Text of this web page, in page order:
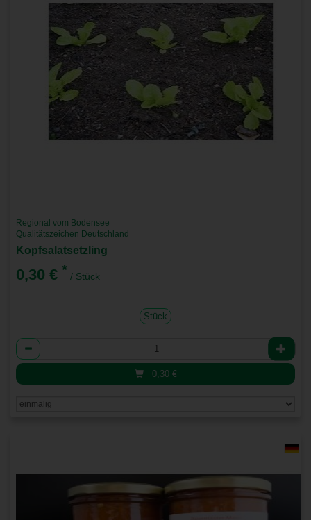
Regional vom Bodensee
Qualitätszeichen Deutschland
Kopfsalatsetzling
0,30 € * / Stück
Stück
Anzahl
0,30 €